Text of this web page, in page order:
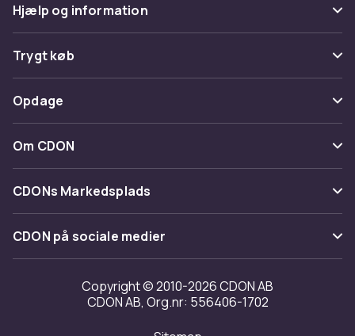
Hjælp og information
Ofte stillede spørgsmål
Spor pakke
Fortryd & returner her
Kontakt os
Trygt køb
Betaling
Levering
Tilbagekaldelser
Opdage
Kategorier
Maerke
Om CDON
Om os
Kundeanmeldelser
Arbejd på CDON
Investor relations
Tilgængelighed
CDONs Markedsplads
Merchant Help Center
CDON på sociale medier
Copyright © 2010-2026 CDON AB
CDON AB, Org.nr: 556406-1702